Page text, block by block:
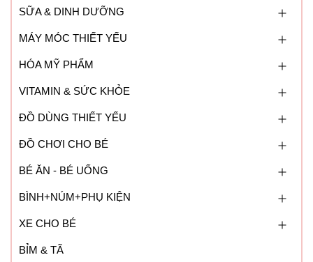
SỮA & DINH DƯỠNG
MÁY MÓC THIẾT YẾU
HÓA MỸ PHẨM
VITAMIN & SỨC KHỎE
ĐỒ DÙNG THIẾT YẾU
ĐỒ CHƠI CHO BÉ
BÉ ĂN - BÉ UỐNG
BÌNH+NÚM+PHỤ KIỆN
XE CHO BÉ
BỈM & TÃ